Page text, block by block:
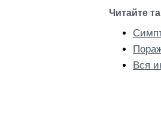
Читайте
Вся